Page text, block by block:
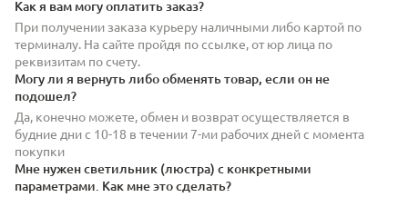
Как я вам могу оплатить заказ?
При получении заказа курьеру наличными либо картой по
терминалу. На сайте пройдя по ссылке, от юр лица по
реквизитам по счету.
Могу ли я вернуть либо обменять товар, если он не
подошел?
Да, конечно можете, обмен и возврат осуществляется в
будние дни с 10-18 в течении 7-ми рабочих дней с момента
покупки
Мне нужен светильник (люстра) с конкретными
параметрами. Как мне это сделать?